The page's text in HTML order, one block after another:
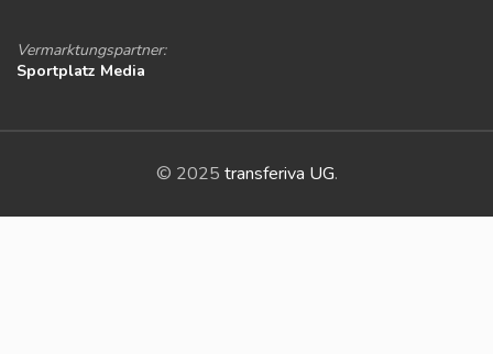
Vermarktungspartner:
Sportplatz Media
© 2025 transferiva UG.